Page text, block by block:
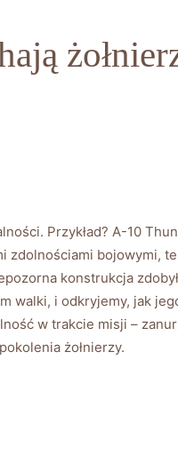
Przykład? A-10
‌zdolnościami ‍bojowymi,
konstrukcja
‍walki, i ​odkryjemy, jak
w trakcie⁤ misji –
żołnierzy.